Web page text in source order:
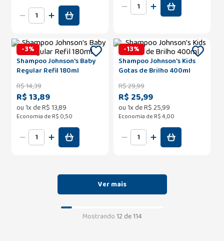
-3%
Shampoo Johnson's Baby
Regular Refil 180ml
R$14,39
R$ 13,89
ou1x deR$13,89
Economia de R$ 0,50
-13%
Shampoo Johnson's Kids
Gotas de Brilho 400ml
R$29,99
R$ 25,99
ou1x deR$25,99
Economia de R$ 4,00
Mostrando12 de 114